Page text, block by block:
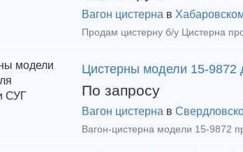
Вагон цистерна в
Цистерны модели 15-9872
По запросу
Вагон цистерна в